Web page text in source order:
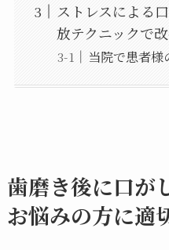
ストレスによる
放テクニックで
当院で患者様
歯磨き後に口が
お悩みの方に適